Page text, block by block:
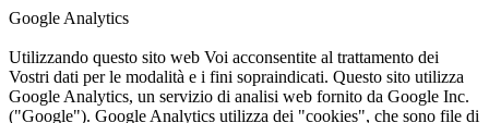
Google Analytics
Utilizzando questo sito web Voi acconsentite al trattamento dei
Vostri dati per le modalità e i fini sopraindicati. Questo sito utilizza
Google Analytics, un servizio di analisi web fornito da Google Inc.
("Google"). Google Analytics utilizza dei "cookies", che sono file di